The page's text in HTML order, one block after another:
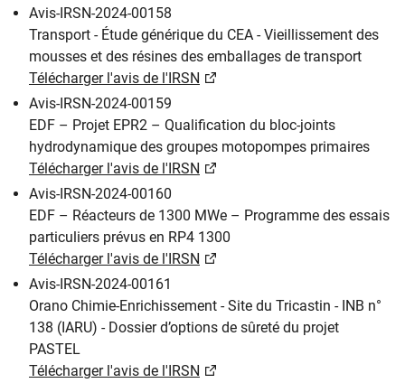
Avis-IRSN-2024-00158
Transport - Étude générique du CEA - Vieillissement des
mousses et des résines des emballages de transport
Télécharger l'avis de l'IRSN
Avis-IRSN-2024-00159
EDF – Projet EPR2 – Qualification du bloc-joints
hydrodynamique des groupes motopompes primaires
Télécharger l'avis de l'IRSN
Avis-IRSN-2024-00160
EDF – Réacteurs de 1300 MWe – Programme des essais
particuliers prévus en RP4 1300
Télécharger l'avis de l'IRSN
Avis-IRSN-2024-00161
Orano Chimie-Enrichissement - Site du Tricastin - INB n°
138 (IARU) - Dossier d’options de sûreté du projet
PASTEL
Télécharger l'avis de l'IRSN